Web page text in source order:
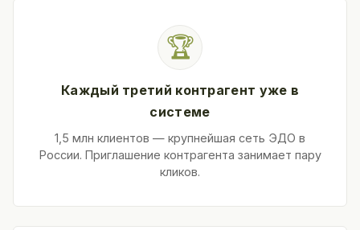
🏆
Каждый третий контрагент уже в
системе
1,5 млн клиентов — крупнейшая сеть ЭДО в
России. Приглашение контрагента занимает пару
кликов.